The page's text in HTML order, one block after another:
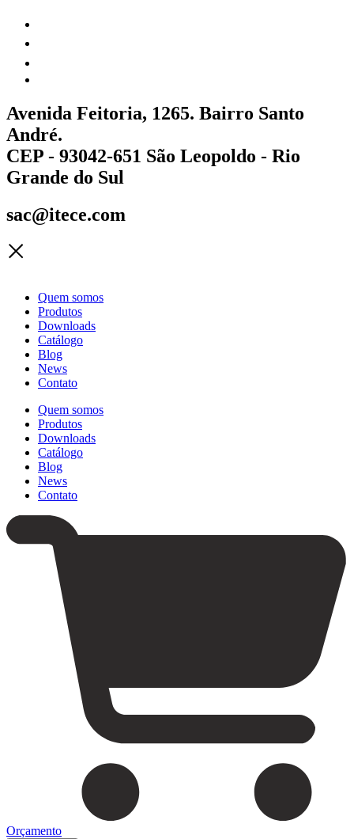
Avenida Feitoria, 1265. Bairro Santo
André.
CEP - 93042-651 São Leopoldo - Rio
Grande do Sul
sac@itece.com
Quem somos
Produtos
Downloads
Catálogo
Blog
News
Contato
Quem somos
Produtos
Downloads
Catálogo
Blog
News
Contato
Orçamento